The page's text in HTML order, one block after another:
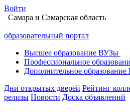
Войти
Самара и Самарская область
образовательный портал
Высшее образование ВУЗы
Профессиональное
Дополнительное образование
Дни открытых дверей Рейтинг
релизы Новости Доска объявлений